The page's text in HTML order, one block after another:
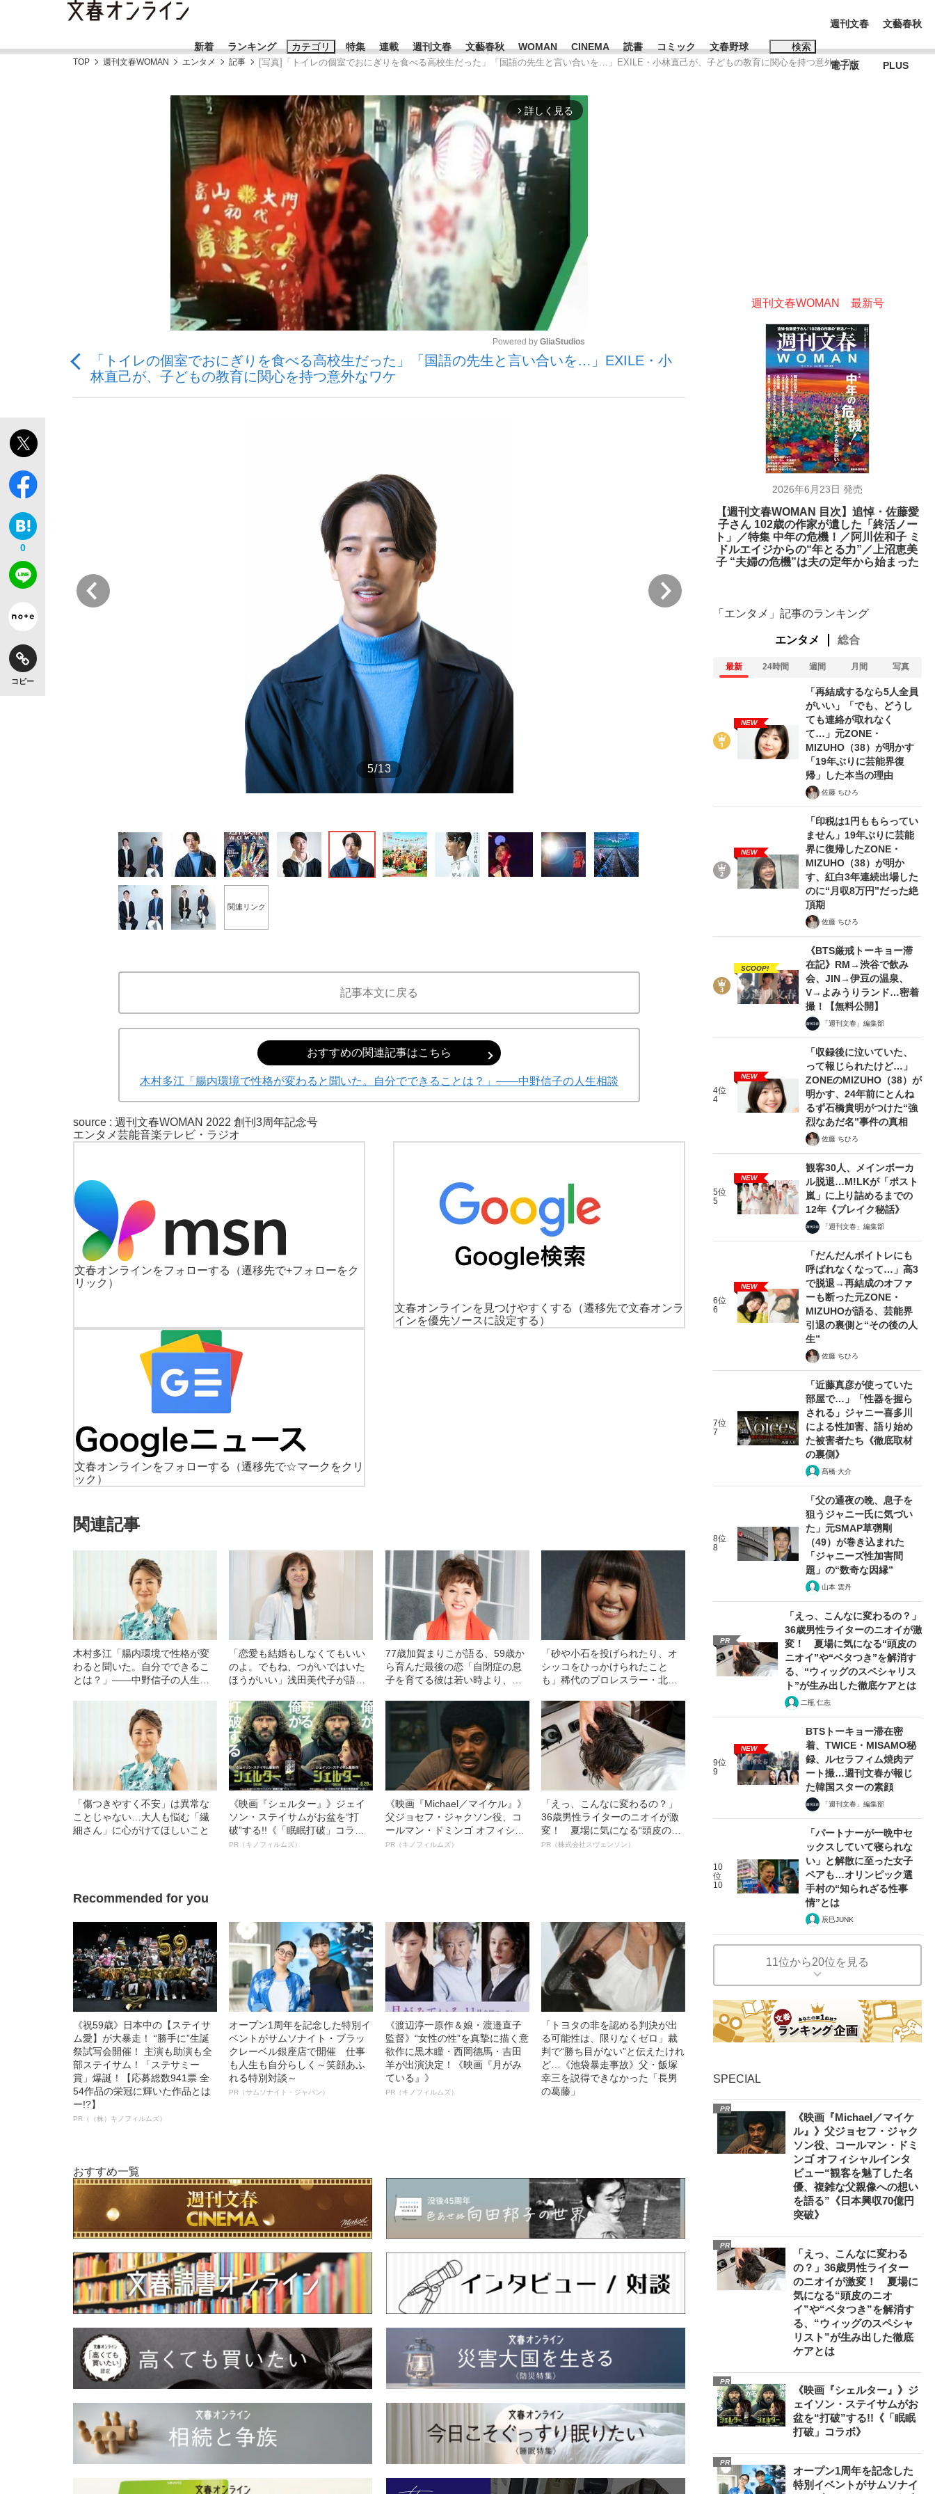
新着 ランキング カテゴリ
《BTS厳戒トーキョー滞在記》RM→渋谷で飲み会、JIN→伊豆の... 「90%は失敗する。でも…」本田圭佑が初めて明かした日本代表監督に...
「敗因分析は一切聞かれなかった」侍ジャパン選手が証言した“NPB聞...
「クマが悪者扱いされているのが悲しい」『北の国から』倉本聰氏（91...
もっと見る
特集
日本生まれのK-POPアイドルたち
観る将棋、読む将棋
もっと見る
連載 週刊文春 文藝春秋 WOMAN CINEMA 読書 コミック 文春野球 検索
おすすめのキーワードタグ一覧
#藤田晋 #三山凌輝 #高市早苗 #後藤真希 #森岡毅 #城彰二 #内田有紀
#玉木雄一郎
#亀和田武
週刊文春
電子版
文藝春秋
PLUS
TOP 週刊文春WOMAN エンタメ 記事 [写真]「トイレの個室でおにぎりを食べる高校生だった」「国語の先生と言い合いを…」EXILE・小林直己が、子どもの教育に関心を持つ意外なワケ
arrow_forward_ios 詳しく見る
Powered by GliaStudios
「トイレの個室でおにぎりを食べる高校生だった」「国語の先生と言い合いを…」EXILE・小
林直己が、子どもの教育に関心を持つ意外なワケ
0
コピー
5/13
6/13
関連リンク
記事本文に戻る
おすすめの関連記事はこちら
木村多江「腸内環境で性格が変わると聞いた。自分でできることは？」――中野信子の人生相談
source : 週刊文春WOMAN 2022 創刊3周年記念号
エンタメ芸能音楽テレビ・ラジオ
文春オンラインをフォローする
（遷移先で+フォローをク
リック）
文春オンラインを見つけやすくする
（遷移先で文春オンラ
インを優先ソースに設定する）
文春オンラインをフォローする
（遷移先で☆マークをクリ
ック）
関連記事
木村多江「腸内環境で性格が変
わると聞いた。自分でできるこ
とは？」――中野信子の人生相
「恋愛も結婚もしなくてもいい
のよ。でもね、つがいではいた
ほうがいい」浅田美代子が語っ
77歳加賀まりこが語る、59歳か
ら育んだ最後の恋「自閉症の息
子を育てる彼は若い時より、ず
「砂や小石を投げられたり、オ
シッコをひっかけられたこと
も」稀代のプロレスラー・北斗
苦労
「傷つきやすく不安」は異常な
ことじゃない…大人も悩む「繊
細さん」に心がけてほしいこと
《映画『シェルター』》ジェイ
ソン・ステイサムがお盆を“打
破”する!!《「眠眠打破」コラ
ボ》
PR（キノフィルムズ）
《映画『Michael／マイケル』》
父ジョセフ・ジャクソン役、コ
ールマン・ドミンゴ オフィシャ
ルインタビュー“観客を魅了した
PR（キノフィルムズ）
「えっ、こんなに変わるの？」
36歳男性ライターのニオイが激
変！ 夏場に気になる“頭皮のニ
オイ”や“ベタつき”を解消す
PR（株式会社スヴェンソン）
Recommended for you
《祝59歳》日本中の【ステイサ
ム愛】が大暴走！ “勝手に”生誕
祭試写会開催！ 主演も助演も全
部ステイサム！「ステサミー
賞」爆誕！【応募総数941票 全
54作品の栄冠に輝いた作品とは
ー!?】
PR（（株）キノフィルムズ）
オープン1周年を記念した特別イ
ベントがサムソナイト・ブラッ
クレーベル銀座店で開催 仕事
も人生も自分らしく～笑顔あふ
れる特別対談～
PR（サムソナイト・ジャパン）
《渡辺淳一原作＆娘・渡邉直子
監督》“女性の性”を真摯に描く意
欲作に黒木瞳・西岡德馬・吉田
羊が出演決定！《映画『月がみ
ている』》
PR（キノフィルムズ）
「トヨタの非を認める判決が出
る可能性は、限りなくゼロ」裁
判で“勝ち目がない”と伝えたけれ
ど…《池袋暴走事故》父・飯塚
幸三を説得できなかった「長男
の葛藤」
おすすめ一覧
週刊文春WOMAN 最新号
2026年6月23日 発売
【週刊文春WOMAN 目次】追悼・佐藤愛
子さん 102歳の作家が遺した「終活ノー
ト」／特集 中年の危機！／阿川佐和子 ミ
ドルエイジからの“年とる力”／上沼恵美
子 “夫婦の危機”は夫の定年から始まった
「エンタメ」記事のランキング
エンタメ 総合
最新 24時間 週間 月間 写真
NEW
「再結成するなら5人全員
がいい」「でも、どうし
ても連絡が取れなく
て…」元ZONE・
MIZUHO（38）が明かす
「19年ぶりに芸能界復
帰」した本当の理由
佐藤 ちひろ
NEW
「印税は1円ももらってい
ません」19年ぶりに芸能
界に復帰したZONE・
MIZUHO（38）が明か
す、紅白3年連続出場した
のに“月収8万円”だった絶
頂期
佐藤 ちひろ
SCOOP!
《BTS厳戒トーキョー滞
在記》RM→渋谷で飲み
会、JIN→伊豆の温泉、
V→よみうりランド…密着
撮！【無料公開】
「週刊文春」編集部
4位
4
NEW
「収録後に泣いていた、
って報じられたけど…」
ZONEのMIZUHO（38）が
明かす、24年前にとんね
るず石橋貴明がつけた“強
烈なあだ名”事件の真相
佐藤 ちひろ
5位
5
NEW
観客30人、メインボーカ
ル脱退…M!LKが「ポスト
嵐」に上り詰めるまでの
12年《ブレイク秘話》
「週刊文春」編集部
6位
6
NEW
「だんだんボイトレにも
呼ばれなくなって…」高3
で脱退→再結成のオファ
ーも断った元ZONE・
MIZUHOが語る、芸能界
引退の裏側と“その後の人
生”
佐藤 ちひろ
7位
7
「近藤真彦が使っていた
部屋で…」「性器を握ら
される」ジャニー喜多川
による性加害、語り始め
た被害者たち《徹底取材
の裏側》
髙橋 大介
8位
8
「父の通夜の晩、息子を
狙うジャニー氏に気づい
た」元SMAP草彅剛
（49）が巻き込まれた
「ジャニーズ性加害問
題」の“数奇な因縁”
山本 雲丹
PR
「えっ、こんなに変わるの？」
36歳男性ライターのニオイが激
変！ 夏場に気になる“頭皮の
ニオイ”や“ベタつき”を解消す
る、“ウィッグのスペシャリス
ト”が生み出した徹底ケアとは
二瓶 仁志
9位
9
NEW
BTSトーキョー滞在密
着、TWICE・MISAMO秘
録、ルセラフィム焼肉デ
ート撮…週刊文春が報じ
た韓国スターの素顔
「週刊文春」編集部
10
位
10
「パートナーが一晩中セ
ックスしていて寝られな
い」と解散に至った女子
ペアも…オリンピック選
手村の“知られざる性事
情”とは
辰巳JUNK
11位から20位を見る
SPECIAL
PR
《映画『Michael／マイケ
ル』》父ジョセフ・ジャク
ソン役、コールマン・ドミ
ンゴ オフィシャルインタ
ビュー“観客を魅了した名
優、複雑な父親像への想い
を語る”《日本興収70億円
突破》
PR
「えっ、こんなに変わる
の？」36歳男性ライター
のニオイが激変！ 夏場に
気になる“頭皮のニオ
イ”や“ベタつき”を解消す
る、“ウィッグのスペシャ
リスト”が生み出した徹底
ケアとは
PR
《映画『シェルター』》ジ
ェイソン・ステイサムがお
盆を“打破”する!!《「眠眠
打破」コラボ》
PR
オープン1周年を記念した
特別イベントがサムソナイ